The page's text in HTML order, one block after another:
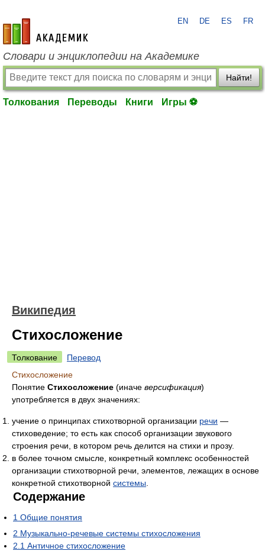
academic.ru
EN DE ES FR
Словари и энциклопедии на Академике
Найти!
Толкования Переводы Книги Игры ⚽
Википедия
Стихосложение
Толкование
Перевод
Стихосложение
Понятие Стихосложение (иначе версификация)
употребляется в двух значениях:
учение о принципах стихотворной организации речи —
стиховедение; то есть как способ организации звукового
строения речи, в котором речь делится на стихи и прозу.
в более точном смысле, конкретный комплекс особенностей
организации стихотворной речи, элементов, лежащих в основе
конкретной стихотворной системы
Содержание
1 Общие понятия
2 Музыкально-речевые системы стихосложения
2.1 Античное стихосложение